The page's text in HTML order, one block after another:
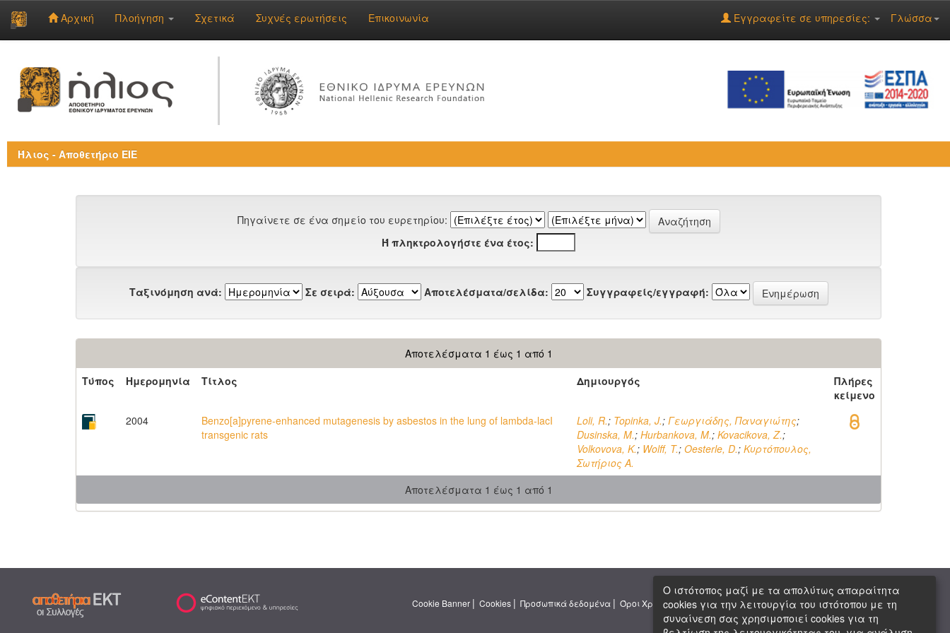
navigation
Αρχική Πλοήγηση Σχετικά Συχνές ερωτήσεις Επικοινωνία Γλώσσα
Εγγραφείτε σε υπηρεσίες:
Ήλιος - Αποθετήριο ΕΙΕ
Πηγαίνετε σε ένα σημείο του ευρετηρίου:
Ή πληκτρολογήστε ένα έτος:
Ταξινόμηση ανά: Σε σειρά: Αποτελέσματα/σελίδα: Συγγραφείς/εγγραφή:
Αποτελέσματα 1 έως 1 από 1
Τύπος
Ημερομηνία Τίτλος Δημιουργός
Πλήρες
κείμενο
2004
Benzo[a]pyrene-enhanced mutagenesis by asbestos in the lung of lambda-lacI
transgenic rats
Loli, R.; Topinka, J.; Γεωργιάδης, Παναγιώτης;
Dusinska, M.; Hurbankova, M.; Kovacikova, Z.;
Volkovova, K.; Wolff, T.; Oesterle, D.; Κυρτόπουλος,
Σωτήριος Α.
Αποτελέσματα 1 έως 1 από 1
Cookie Banner | Cookies | Προσωπικά δεδομένα | Όροι Χρήσης | Πνευματική Ιδιοκτησία| Copyright © 2026 ΕΙΕ
Ο ιστότοπος μαζί με τα απολύτως απαραίτητα
cookies για την λειτουργία του ιστότοπου με τη
συναίνεση σας χρησιμοποιεί cookies για τη